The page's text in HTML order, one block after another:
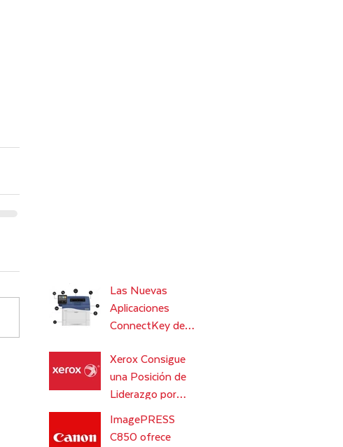
Las Nuevas
Aplicaciones
ConnectKey de
Transformación
Digital de Grandes
Empresas y
Xerox Consigue
una Posición de
Liderazgo por
Consecutiva en el
ImagePRESS
C850 ofrece